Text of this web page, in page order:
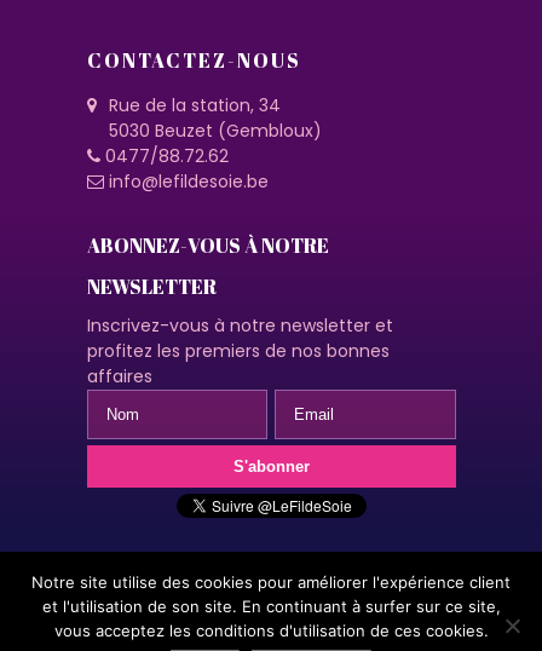
CONTACTEZ-NOUS
Rue de la station, 34
5030 Beuzet (Gembloux)
0477/88.72.62
info@lefildesoie.be
ABONNEZ-VOUS À NOTRE
NEWSLETTER
Inscrivez-vous à notre newsletter et
profitez les premiers de nos bonnes
affaires
© 2020 Le fil de soie | Design by A2Com | En naviguant sur ce
site, vous acceptez notre politique de confidentialité
Notre site utilise des cookies pour améliorer l'expérience client
et l'utilisation de son site. En continuant à surfer sur ce site,
vous acceptez les conditions d'utilisation de ces cookies.